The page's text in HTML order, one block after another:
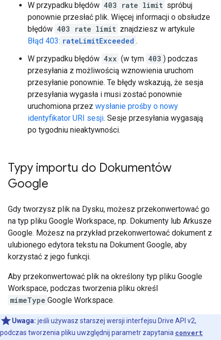
W przypadku błędów 403 rate limit spróbuj
ponownie przesłać plik. Więcej informacji o obsłudze
błędów 403 rate limit znajdziesz w artykule
Błąd 403: rateLimitExceeded .
W przypadku błędów 4xx (w tym 403 ) podczas
przesyłania z możliwością wznowienia uruchom
przesyłanie ponownie. Te błędy wskazują, że sesja
przesyłania wygasła i musi zostać ponownie
uruchomiona przez wysłanie prośby o nowy
identyfikator URI sesji. Sesje przesyłania wygasają
po tygodniu nieaktywności.
Typy importu do Dokumentów
Google
Gdy tworzysz plik na Dysku, możesz przekonwertować go
na typ pliku Google Workspace, np. Dokumenty lub Arkusze
Google. Możesz na przykład przekonwertować dokument z
ulubionego edytora tekstu na Dokument Google, aby
korzystać z jego funkcji.
Aby przekonwertować plik na określony typ pliku Google
Workspace, podczas tworzenia pliku określ
mimeType Google Workspace.
Uwaga: jeśli używasz starszej wersji interfejsu Drive API v2,
podczas tworzenia pliku uwzględnij parametr zapytania convert